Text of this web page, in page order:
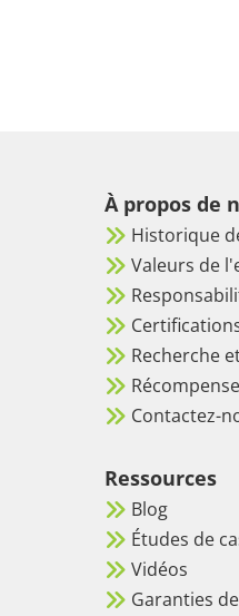
À propos de
Historique
Valeurs de
Recherche
Contactez-
Ressources
Blog
Études de
Vidéos
Garanties